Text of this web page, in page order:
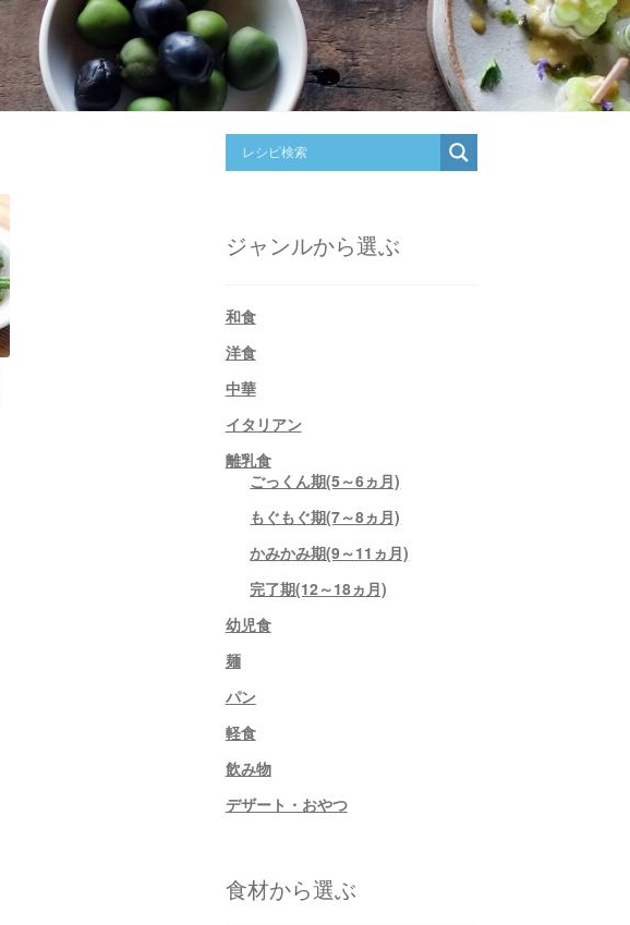
ジャンルから選ぶ
和食
洋食
中華
イタリアン
離乳食
ごっくん期(5～6ヵ月)
もぐもぐ期(7～8ヵ月)
かみかみ期(9～11ヵ月)
完了期(12～18ヵ月)
幼児食
麺
パン
軽食
飲み物
デザート・おやつ
食材から選ぶ